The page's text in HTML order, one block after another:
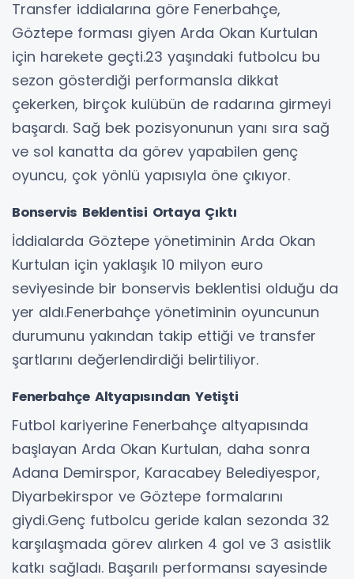
Transfer iddialarına göre Fenerbahçe,
Göztepe forması giyen Arda Okan Kurtulan
için harekete geçti.23 yaşındaki futbolcu bu
sezon gösterdiği performansla dikkat
çekerken, birçok kulübün de radarına girmeyi
başardı. Sağ bek pozisyonunun yanı sıra sağ
ve sol kanatta da görev yapabilen genç
oyuncu, çok yönlü yapısıyla öne çıkıyor.
Bonservis Beklentisi Ortaya Çıktı
İddialarda Göztepe yönetiminin Arda Okan
Kurtulan için yaklaşık 10 milyon euro
seviyesinde bir bonservis beklentisi olduğu da
yer aldı.Fenerbahçe yönetiminin oyuncunun
durumunu yakından takip ettiği ve transfer
şartlarını değerlendirdiği belirtiliyor.
Fenerbahçe Altyapısından Yetişti
Futbol kariyerine Fenerbahçe altyapısında
başlayan Arda Okan Kurtulan, daha sonra
Adana Demirspor, Karacabey Belediyespor,
Diyarbekirspor ve Göztepe formalarını
giydi.Genç futbolcu geride kalan sezonda 32
karşılaşmada görev alırken 4 gol ve 3 asistlik
katkı sağladı. Başarılı performansı sayesinde